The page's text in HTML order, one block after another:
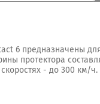
6 предназначены
протектора
- до 300 км/ч.